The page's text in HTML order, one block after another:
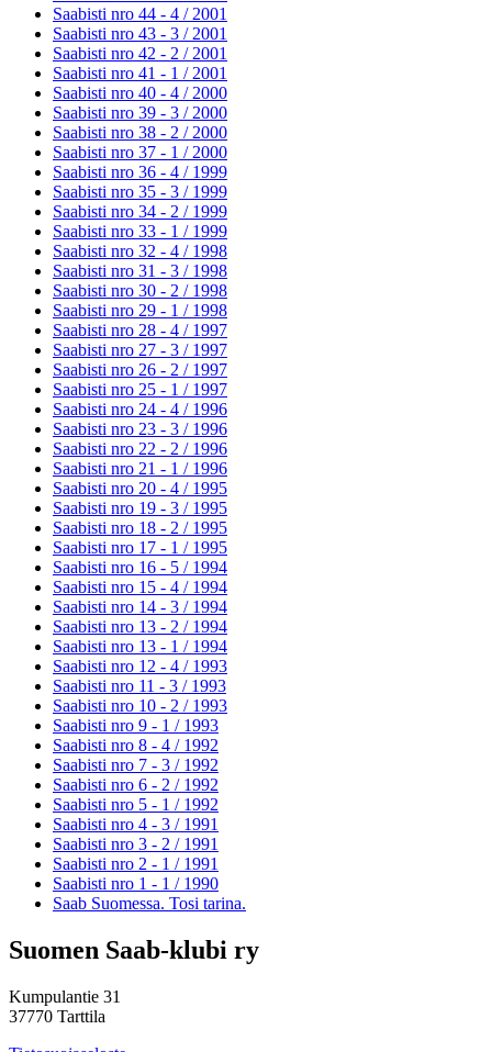
Saabisti nro 44 - 4 / 2001
Saabisti nro 43 - 3 / 2001
Saabisti nro 42 - 2 / 2001
Saabisti nro 41 - 1 / 2001
Saabisti nro 40 - 4 / 2000
Saabisti nro 39 - 3 / 2000
Saabisti nro 38 - 2 / 2000
Saabisti nro 37 - 1 / 2000
Saabisti nro 36 - 4 / 1999
Saabisti nro 35 - 3 / 1999
Saabisti nro 34 - 2 / 1999
Saabisti nro 33 - 1 / 1999
Saabisti nro 32 - 4 / 1998
Saabisti nro 31 - 3 / 1998
Saabisti nro 30 - 2 / 1998
Saabisti nro 29 - 1 / 1998
Saabisti nro 28 - 4 / 1997
Saabisti nro 27 - 3 / 1997
Saabisti nro 26 - 2 / 1997
Saabisti nro 25 - 1 / 1997
Saabisti nro 24 - 4 / 1996
Saabisti nro 23 - 3 / 1996
Saabisti nro 22 - 2 / 1996
Saabisti nro 21 - 1 / 1996
Saabisti nro 20 - 4 / 1995
Saabisti nro 19 - 3 / 1995
Saabisti nro 18 - 2 / 1995
Saabisti nro 17 - 1 / 1995
Saabisti nro 16 - 5 / 1994
Saabisti nro 15 - 4 / 1994
Saabisti nro 14 - 3 / 1994
Saabisti nro 13 - 2 / 1994
Saabisti nro 13 - 1 / 1994
Saabisti nro 12 - 4 / 1993
Saabisti nro 11 - 3 / 1993
Saabisti nro 10 - 2 / 1993
Saabisti nro 9 - 1 / 1993
Saabisti nro 8 - 4 / 1992
Saabisti nro 7 - 3 / 1992
Saabisti nro 6 - 2 / 1992
Saabisti nro 5 - 1 / 1992
Saabisti nro 4 - 3 / 1991
Saabisti nro 3 - 2 / 1991
Saabisti nro 2 - 1 / 1991
Saabisti nro 1 - 1 / 1990
Saab Suomessa. Tosi tarina.
Suomen Saab-klubi ry
Kumpulantie 31
37770 Tarttila